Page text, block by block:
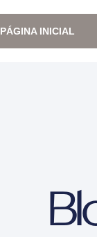
PÁGINA INICIAL